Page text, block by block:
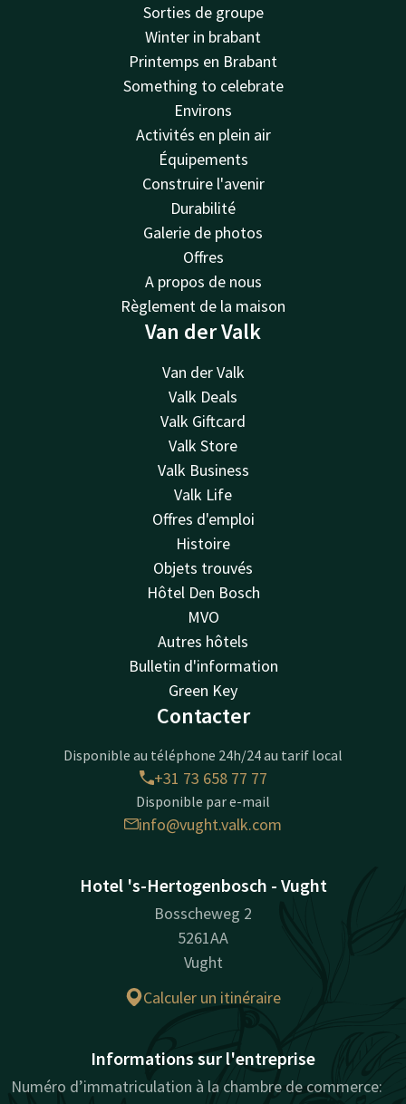
Sorties de groupe
Winter in brabant
Printemps en Brabant
Something to celebrate
Environs
Activités en plein air
Équipements
Construire l'avenir
Durabilité
Galerie de photos
Offres
A propos de nous
Règlement de la maison
Van der Valk
Van der Valk
Valk Deals
Valk Giftcard
Valk Store
Valk Business
Valk Life
Offres d'emploi
Histoire
Objets trouvés
Hôtel Den Bosch
MVO
Autres hôtels
Bulletin d'information
Green Key
Contacter
Disponible au téléphone 24h/24 au tarif local
+31 73 658 77 77
Disponible par e-mail
info@vught.valk.com
Hotel 's-Hertogenbosch - Vught
Bosscheweg 2
5261AA
Vught
Calculer un itinéraire
Informations sur l'entreprise
Numéro d’immatriculation à la chambre de commerce: